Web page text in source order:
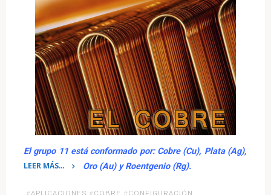
El grupo 11 está conformado por: Cobre (Cu), Plata (Ag),
Oro (Au) y Roentgenio (Rg).
LEER MÁS…
#APLICACIONES # COBRE # CONFIGURACIÓN